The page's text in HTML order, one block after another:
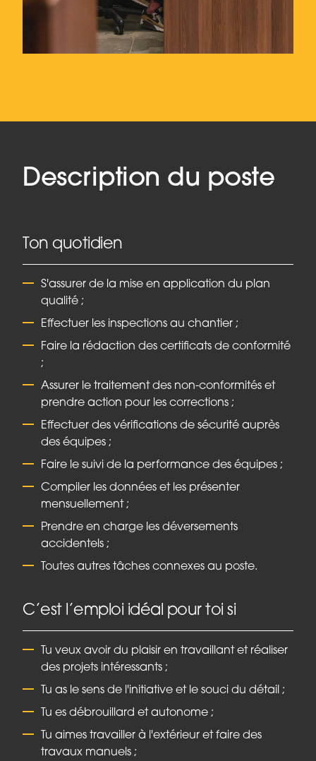
Description du poste
Ton quotidien
S'assurer de la mise en application du plan
qualité ;
Effectuer les inspections au chantier ;
Faire la rédaction des certificats de conformité
;
Assurer le traitement des non-conformités et
prendre action pour les corrections ;
Effectuer des vérifications de sécurité auprès
des équipes ;
Faire le suivi de la performance des équipes ;
Compiler les données et les présenter
mensuellement ;
Prendre en charge les déversements
accidentels ;
Toutes autres tâches connexes au poste.
C’est l’emploi idéal pour toi si
Tu veux avoir du plaisir en travaillant et réaliser
des projets intéressants ;
Tu as le sens de l'initiative et le souci du détail ;
Tu es débrouillard et autonome ;
Tu aimes travailler à l'extérieur et faire des
travaux manuels ;